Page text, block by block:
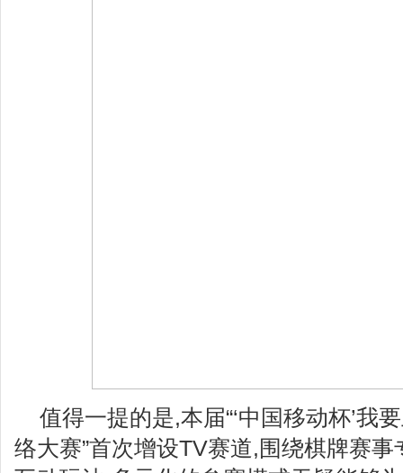
值得一提的是,本届“‘中国移动杯’我
络大赛”首次增设TV赛道,围绕棋牌赛